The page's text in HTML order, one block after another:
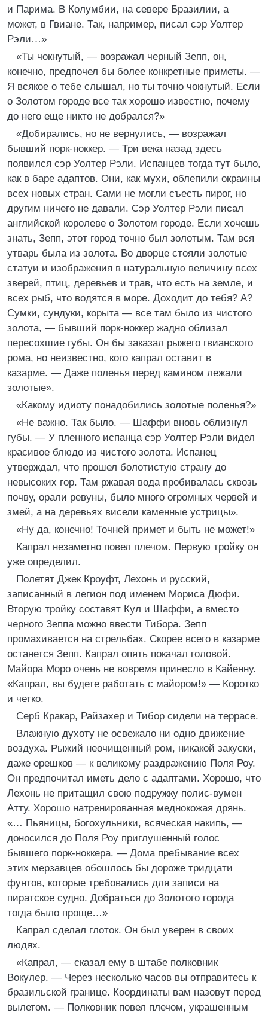
и Парима. В Колумбии, на севере Бразилии, а
может, в Гвиане. Так, например, писал сэр Уолтер
Рэли…»
«Ты чокнутый, — возражал черный Зепп, он,
конечно, предпочел бы более конкретные приметы. —
Я всякое о тебе слышал, но ты точно чокнутый. Если
о Золотом городе все так хорошо известно, почему
до него еще никто не добрался?»
«Добирались, но не вернулись, — возражал
бывший порк-ноккер. — Три века назад здесь
появился сэр Уолтер Рэли. Испанцев тогда тут было,
как в баре адаптов. Они, как мухи, облепили окраины
всех новых стран. Сами не могли съесть пирог, но
другим ничего не давали. Сэр Уолтер Рэли писал
английской королеве о Золотом городе. Если хочешь
знать, Зепп, этот город точно был золотым. Там вся
утварь была из золота. Во дворце стояли золотые
статуи и изображения в натуральную величину всех
зверей, птиц, деревьев и трав, что есть на земле, и
всех рыб, что водятся в море. Доходит до тебя? А?
Сумки, сундуки, корыта — все там было из чистого
золота, — бывший порк-ноккер жадно облизал
пересохшие губы. Он бы заказал рыжего гвианского
рома, но неизвестно, кого капрал оставит в
казарме. — Даже поленья перед камином лежали
золотые».
«Какому идиоту понадобились золотые поленья?»
«Не важно. Так было. — Шаффи вновь облизнул
губы. — У пленного испанца сэр Уолтер Рэли видел
красивое блюдо из чистого золота. Испанец
утверждал, что прошел болотистую страну до
невысоких гор. Там ржавая вода пробивалась сквозь
почву, орали ревуны, было много огромных червей и
змей, а на деревьях висели каменные устрицы».
«Ну да, конечно! Точней примет и быть не может!»
Капрал незаметно повел плечом. Первую тройку он
уже определил.
Полетят Джек Кроуфт, Лехонь и русский,
записанный в легион под именем Мориса Дюфи.
Вторую тройку составят Кул и Шаффи, а вместо
черного Зеппа можно ввести Тибора. Зепп
промахивается на стрельбах. Скорее всего в казарме
останется Зепп. Капрал опять покачал головой.
Майора Моро очень не вовремя принесло в Кайенну.
«Капрал, вы будете работать с майором!» — Коротко
и четко.
Серб Кракар, Райзахер и Тибор сидели на террасе.
Влажную духоту не освежало ни одно движение
воздуха. Рыжий неочищенный ром, никакой закуски,
даже орешков — к великому раздражению Поля Роу.
Он предпочитал иметь дело с адаптами. Хорошо, что
Лехонь не притащил свою подружку полис-вумен
Атту. Хорошо натренированная меднокожая дрянь.
«… Пьяницы, богохульники, всяческая накипь, —
доносился до Поля Роу приглушенный голос
бывшего порк-ноккера. — Дома пребывание всех
этих мерзавцев обошлось бы дороже тридцати
фунтов, которые требовались для записи на
пиратское судно. Добраться до Золотого города
тогда было проще…»
Капрал сделал глоток. Он был уверен в своих
людях.
«Капрал, — сказал ему в штабе полковник
Вокулер. — Через несколько часов вы отправитесь к
бразильской границе. Координаты вам назовут перед
вылетом. — Полковник повел плечом, украшенным